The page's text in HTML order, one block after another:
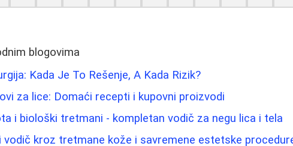
blogovima
Kada Je To Rešenje, A Kada Rizik?
za lice: Domaći recepti i kupovni proizvodi
i biološki tretmani - kompletan vodič za negu lica i tela
vodič kroz tretmane kože i savremene estetske